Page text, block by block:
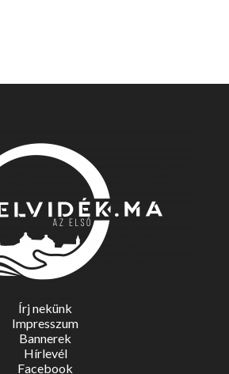
Írj nekünk
Impresszum
Bannerek
Hírlevél
Facebook